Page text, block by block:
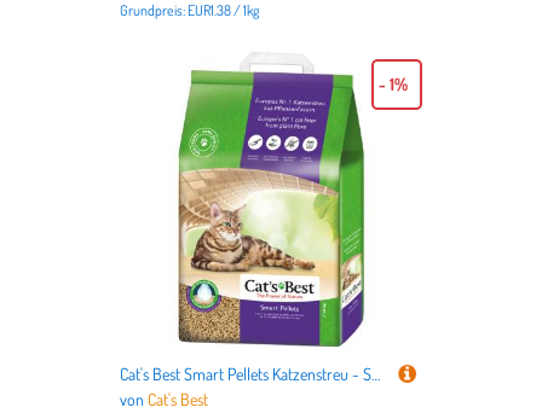
Grundpreis: EUR1.38 / 1kg
Cat's Best Smart Pellets Katzenstreu - Sparpaket: 2 x 20 l
von Cat's Best
- 1%